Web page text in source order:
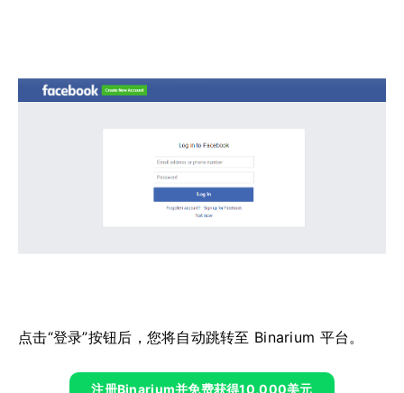
点击“登录”按钮后，您将自动跳转至 Binarium 平台。
注册Binarium并免费获得10,000美元